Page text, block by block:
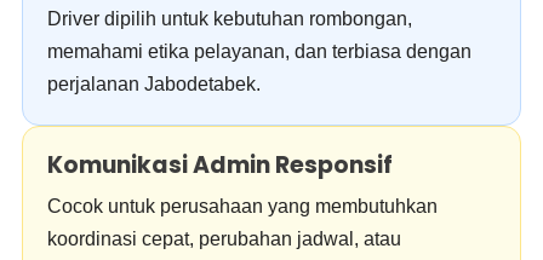
Driver dipilih untuk kebutuhan rombongan,
memahami etika pelayanan, dan terbiasa dengan
perjalanan Jabodetabek.
Komunikasi Admin Responsif
Cocok untuk perusahaan yang membutuhkan
koordinasi cepat, perubahan jadwal, atau